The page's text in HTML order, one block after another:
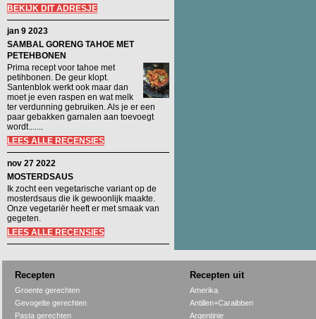
BEKIJK DIT ADRESJE
jan 9 2023
SAMBAL GORENG TAHOE MET
PETEHBONEN
Prima recept voor tahoe met
petihbonen. De geur klopt.
Santenblok werkt ook maar dan
moet je even raspen en wat melk
ter verdunning gebruiken. Als je er een
paar gebakken garnalen aan toevoegt
wordt.......
LEES ALLE RECENSIES
nov 27 2022
MOSTERDSAUS
Ik zocht een vegetarische variant op de
mosterdsaus die ik gewoonlijk maakte.
Onze vegetariër heeft er met smaak van
gegeten.
LEES ALLE RECENSIES
Recepten Recepten uit
Groente gerechten
Gevogelte gerechten
Pasta gerechten
Amerika
Antillen+Caraibben
Argentinie